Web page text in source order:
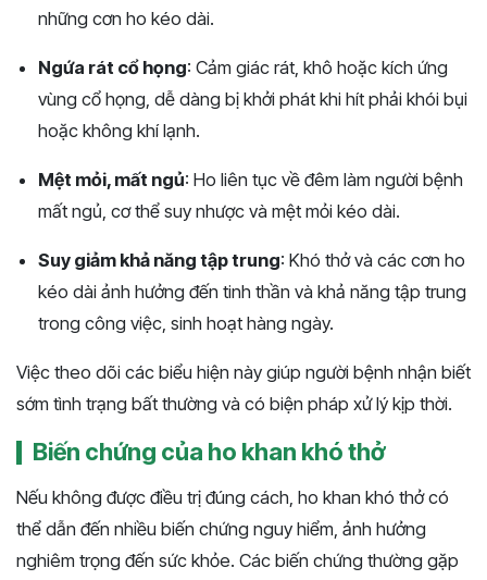
những cơn ho kéo dài.
Ngứa rát cổ họng: Cảm giác rát, khô hoặc kích ứng
vùng cổ họng, dễ dàng bị khởi phát khi hít phải khói bụi
hoặc không khí lạnh.
Mệt mỏi, mất ngủ: Ho liên tục về đêm làm người bệnh
mất ngủ, cơ thể suy nhược và mệt mỏi kéo dài.
Suy giảm khả năng tập trung: Khó thở và các cơn ho
kéo dài ảnh hưởng đến tinh thần và khả năng tập trung
trong công việc, sinh hoạt hàng ngày.
Việc theo dõi các biểu hiện này giúp người bệnh nhận biết
sớm tình trạng bất thường và có biện pháp xử lý kịp thời.
Biến chứng của ho khan khó thở
Nếu không được điều trị đúng cách, ho khan khó thở có
thể dẫn đến nhiều biến chứng nguy hiểm, ảnh hưởng
nghiêm trọng đến sức khỏe. Các biến chứng thường gặp